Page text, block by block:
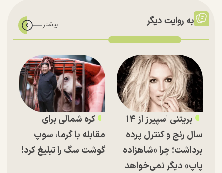
به روایت دیگر
بریتنی اسپیرز از ۱۴
سال رنج و کنترل پرده
برداشت؛ چرا «شاهزاده
پاپ» دیگر نمی‌خواهد
کره شمالی برای
مقابله با گرما، سوپ
گوشت سگ را تبلیغ کرد!